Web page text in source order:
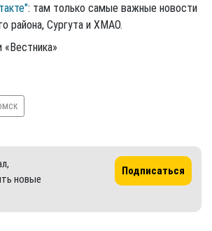
: там только самые важные новости
района, Сургута и ХМАО.
новые
Подписаться